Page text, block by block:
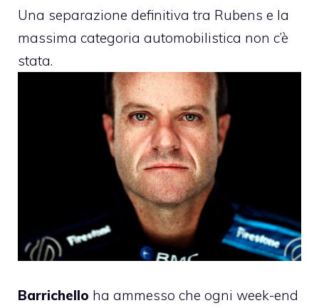
Una separazione definitiva tra Rubens e la
massima categoria automobilistica non c’è
stata.
Barrichello ha ammesso che ogni week-end